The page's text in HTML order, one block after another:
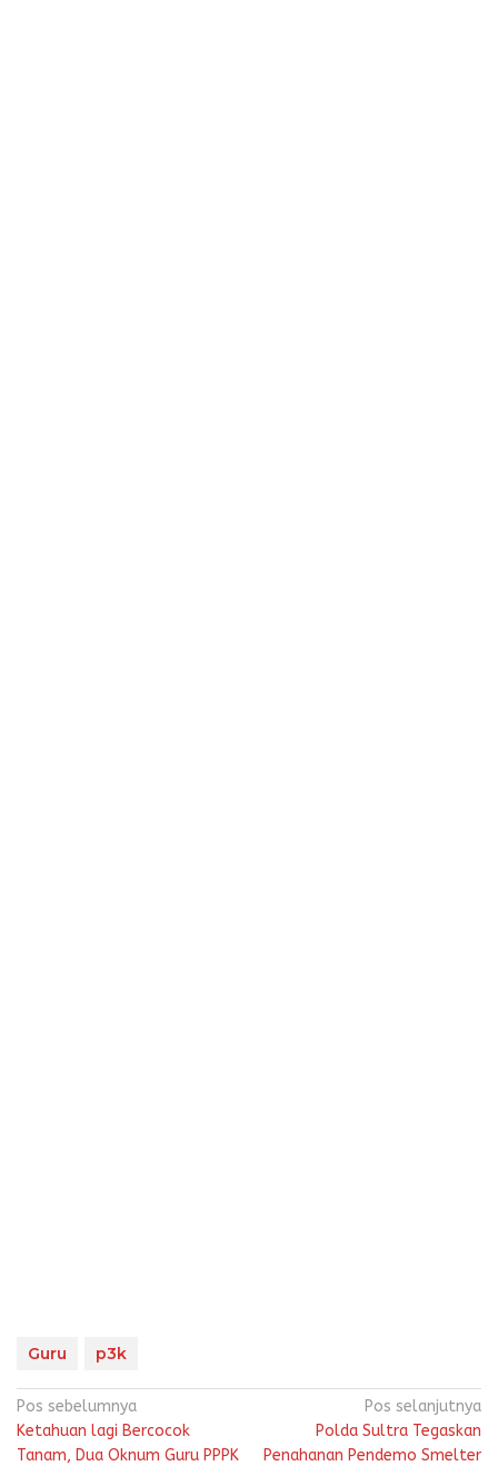
Guru p3k
Navigasi
pos
Pos sebelumnya
Ketahuan lagi Bercocok
Tanam, Dua Oknum Guru PPPK
Pos selanjutnya
Polda Sultra Tegaskan
Penahanan Pendemo Smelter